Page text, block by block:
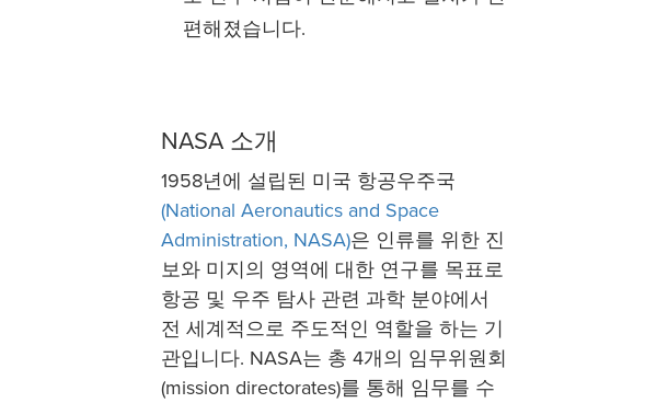
편해졌습니다.
NASA 소개
1958년에 설립된 미국 항공우주국
(National Aeronautics and Space
Administration, NASA)은 인류를 위한 진
보와 미지의 영역에 대한 연구를 목표로
항공 및 우주 탐사 관련 과학 분야에서
전 세계적으로 주도적인 역할을 하는 기
관입니다. NASA는 총 4개의 임무위원회
(mission directorates)를 통해 임무를 수